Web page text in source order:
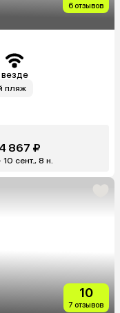
6 отзывов
везде
пляж
867 ₽
10 сент., 8 н.
10
7 отзывов